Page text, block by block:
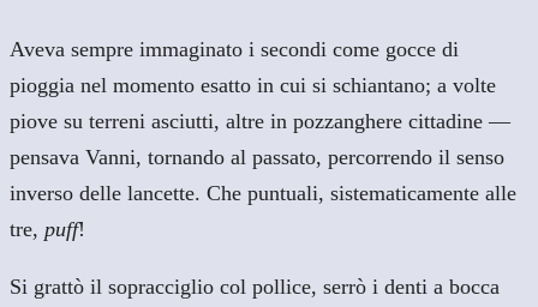
Aveva sempre immaginato i secondi come gocce di
pioggia nel momento esatto in cui si schiantano; a volte
piove su terreni asciutti, altre in pozzanghere cittadine —
pensava Vanni, tornando al passato, percorrendo il senso
inverso delle lancette. Che puntuali, sistematicamente alle
tre, puff!
Si grattò il sopracciglio col pollice, serrò i denti a bocca